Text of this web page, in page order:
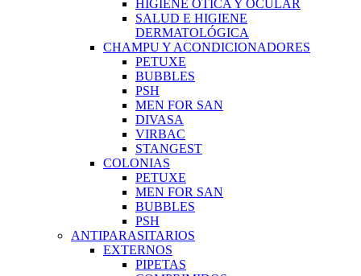
HIGIENE OTICA Y OCULAR
SALUD E HIGIENE
DERMATOLÓGICA
CHAMPU Y ACONDICIONADORES
PETUXE
BUBBLES
PSH
MEN FOR SAN
DIVASA
VIRBAC
STANGEST
COLONIAS
PETUXE
MEN FOR SAN
BUBBLES
PSH
ANTIPARASITARIOS
EXTERNOS
PIPETAS